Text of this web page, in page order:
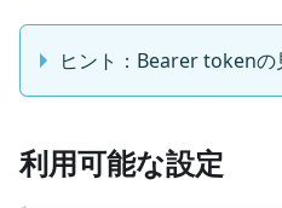
ヒント：Bearer tokenの
利用可能な設定